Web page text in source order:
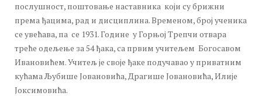
послушност, поштовање наставника који су брижни
према ђацима, рад и дисциплина. Временом, број ученика
се увећава, па се 1931. Године у Горњој Трепчи отвара
треће одељење за 54 ђака, са првим учитељем Богосавом
Ивановићем. Учитељ је своје ђаке подучавао у приватним
кућама Љубише Јовановића, Драгише Јовановића, Илије
Јоксимовића.